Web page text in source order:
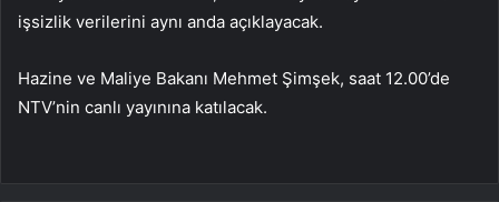
işsizlik verilerini aynı anda açıklayacak.
Hazine ve Maliye Bakanı Mehmet Şimşek, saat 12.00’de
NTV’nin canlı yayınına katılacak.